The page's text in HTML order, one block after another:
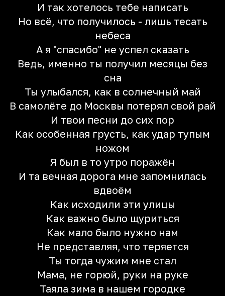
И так хотелось тебе написать
Но всё, что получилось - лишь тесать
небеса
А я "спасибо" не успел сказать
Ведь, именно ты получил месяцы без
сна
Ты улыбался, как в солнечный май
В самолёте до Москвы потерял свой рай
И твои пeсни до сих пор
Как особенная грусть, как удар тупым
ножом
Я был в то утро поражён
И та вечная дорога мне запомнилась
вдвоём
Как исходили эти улицы
Как важно было щуриться
Как мало было нужно нам
Не представляя, что теряется
Ты тогда чужим мне стал
Мама, не горюй, руки на руке
Таяла зима в нашем городке